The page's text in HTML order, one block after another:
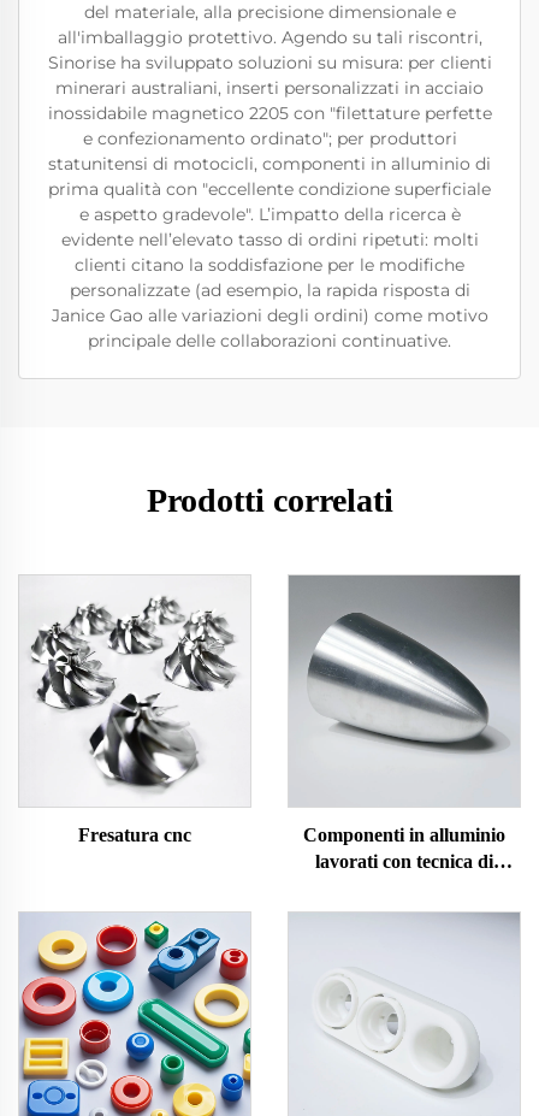
del materiale, alla precisione dimensionale e
all'imballaggio protettivo. Agendo su tali riscontri,
Sinorise ha sviluppato soluzioni su misura: per clienti
minerari australiani, inserti personalizzati in acciaio
inossidabile magnetico 2205 con "filettature perfette
e confezionamento ordinato"; per produttori
statunitensi di motocicli, componenti in alluminio di
prima qualità con "eccellente condizione superficiale
e aspetto gradevole". L’impatto della ricerca è
evidente nell’elevato tasso di ordini ripetuti: molti
clienti citano la soddisfazione per le modifiche
personalizzate (ad esempio, la rapida risposta di
Janice Gao alle variazioni degli ordini) come motivo
principale delle collaborazioni continuative.
Prodotti correlati
Fresatura cnc
Componenti in alluminio
lavorati con tecnica di